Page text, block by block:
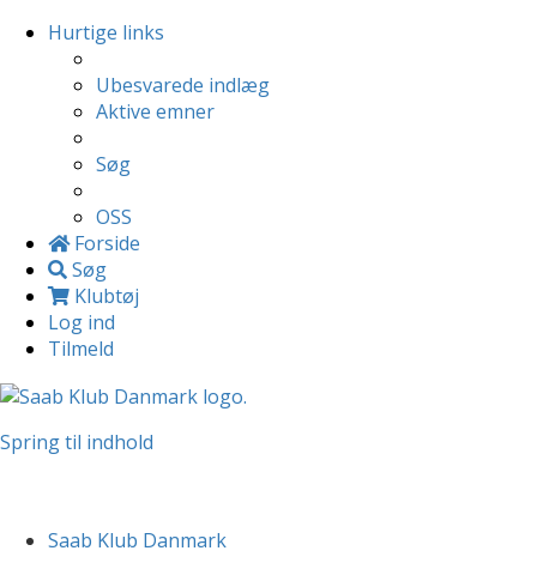
Hurtige links
Ubesvarede indlæg
Aktive emner
Søg
OSS
Forside
Søg
Klubtøj
Log ind
Tilmeld
Spring til indhold
Saab Klub Danmark